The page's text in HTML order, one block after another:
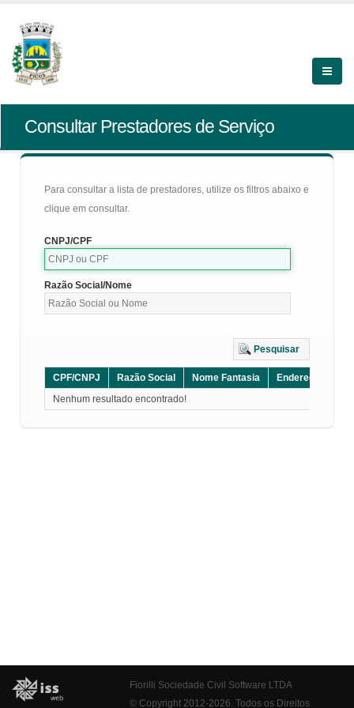
Consultar Prestadores de Serviço
Para consultar a lista de prestadores, utilize os filtros abaixo e
clique em consultar.
CNPJ/CPF
Razão Social/Nome
Pesquisar
CPF/CNPJ Razão Social Nome Fantasia Endereço
Nenhum resultado encontrado!
Fiorilli Sociedade Civil Software LTDA
© Copyright 2012-2026. Todos os Direitos